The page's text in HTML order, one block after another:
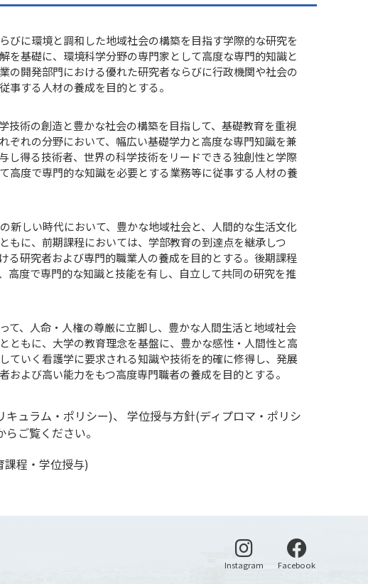
びに環境と調和した地域社会の構築を目指す学際的な研究を
を基礎に、環境科学分野の専門家として高度な専門的知識と
の開発部門における優れた研究者ならびに行政機関や社会の
する人材の養成を目的とする。
技術の創造と豊かな社会の構築を目指して、基礎教育を重視
ぞれの分野において、幅広い基礎学力と高度な専門知識を兼
し得る技術者、世界の科学技術をリードできる独創性と学際
高度で専門的な知識を必要とする業務等に従事する人材の養
新しい時代において、豊かな地域社会と、人間的な生活文化
もに、前期課程においては、学部教育の到達点を継承しつ
る研究者および専門的職業人の養成を目的とする。後期課程
高度で専門的な知識と技能を有し、自立して共同の研究を推
て、人命・人権の尊厳に立脚し、豊かな人間生活と地域社会
ともに、大学の教育理念を基盤に、豊かな感性・人間性と高
ていく看護学に要求される知識や技術を的確に修得し、発展
よび高い能力をもつ高度専門職者の養成を目的とする。
ュラム・ポリシー)、 学位授与方針(ディプロマ・ポリシ
ご覧ください。
程・学位授与)
Instagram 別ウィンドウで開く
Facebook別ウィンドウ